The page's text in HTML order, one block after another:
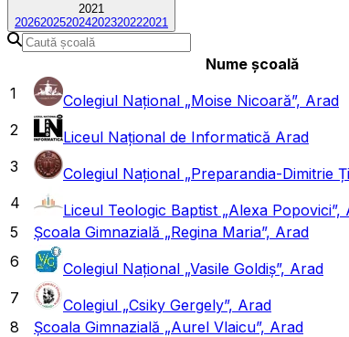
2021
202620252024202320222021
Nume școală
1
Colegiul Național „Moise Nicoară”, Arad
2
Liceul Național de Informatică Arad
3
Colegiul Național „Preparandia-Dimitrie
4
Liceul Teologic Baptist „Alexa Popovici”,
5
Școala Gimnazială „Regina Maria”, Arad
6
Colegiul Național „Vasile Goldiș”, Arad
7
Colegiul „Csiky Gergely”, Arad
8
Școala Gimnazială „Aurel Vlaicu”, Arad